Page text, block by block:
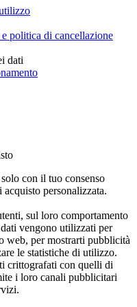
politica di cancellazione
dati
con il tuo consenso
personalizzata.
sul loro comportamento
vengono utilizzati per
web, per mostrarti pubblicità
le statistiche di utilizzo.
crittografati con quelli di
i loro canali pubblicitari